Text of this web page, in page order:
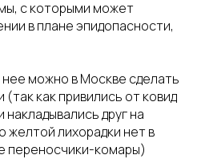
с которыми может
в плане эпидопасности,
можно в Москве сделать
(так как привились от ковид
друг на
желтой лихорадки нет в
переносчики-комары)